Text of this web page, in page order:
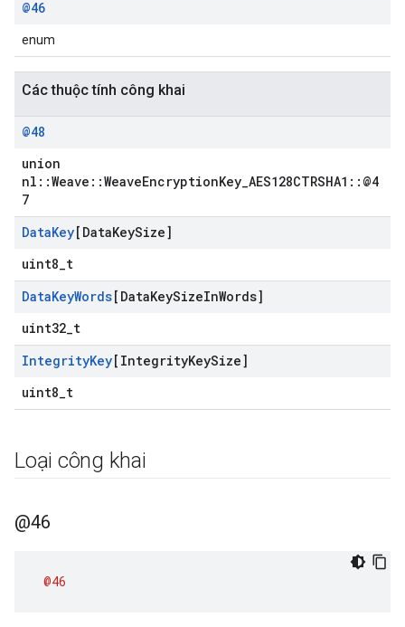
@46
enum
Các thuộc tính công khai
@48
union
nl::Weave::WeaveEncryptionKey_AES128CTRSHA1::@4
7
DataKey[DataKeySize]
uint8_t
DataKeyWords[DataKeySizeInWords]
uint32_t
IntegrityKey[IntegrityKeySize]
uint8_t
Loại công khai
@46
@46